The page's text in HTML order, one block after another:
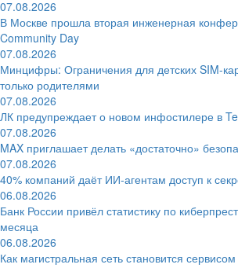
07.08.2026
В Москве прошла вторая инженерная
Community Day
07.08.2026
Минцифры: Ограничения для детских SIM-
только родителями
07.08.2026
ЛК предупреждает о новом инфостилере в
07.08.2026
MAX приглашает делать «достаточно»
07.08.2026
40% компаний даёт ИИ‑агентам доступ к
06.08.2026
Банк России привёл статистику по
месяца
06.08.2026
Как магистральная сеть становится